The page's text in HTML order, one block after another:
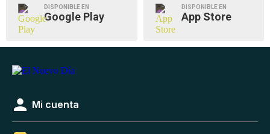
DISPONIBLE EN
Google Play
DISPONIBLE EN
App Store
Mi cuenta